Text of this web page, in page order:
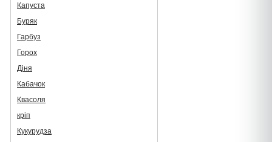
Капуста
Буряк
Гарбуз
Горох
Діня
Кабачок
Квасоля
кріп
Кукурудза